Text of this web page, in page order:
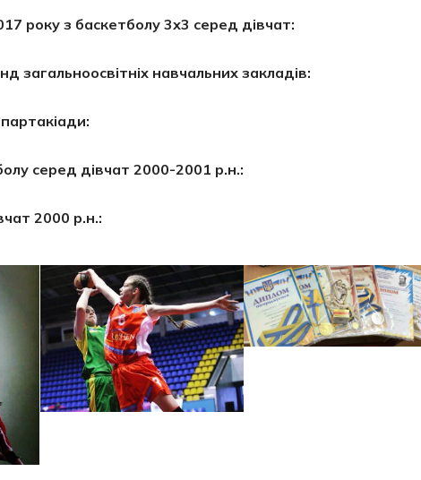
року з баскетболу 3х3 серед дівчат:
загальноосвітніх навчальних закладів:
серед дівчат 2000-2001 р.н.:
2000 р.н.: